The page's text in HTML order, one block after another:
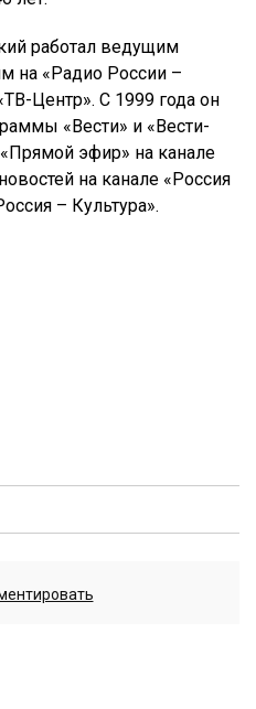
работал ведущим
на «Радио России –
Центр». С 1999 года он
«Вести» и «Вести-
эфир» на канале
на канале «Россия
– Культура».